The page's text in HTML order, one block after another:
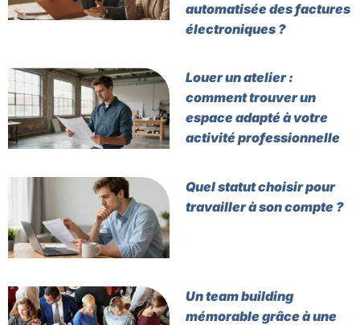
automatisée des factures
électroniques ?
Louer un atelier :
comment trouver un
espace adapté à votre
activité professionnelle
Quel statut choisir pour
travailler à son compte ?
Un team building
mémorable grâce à une